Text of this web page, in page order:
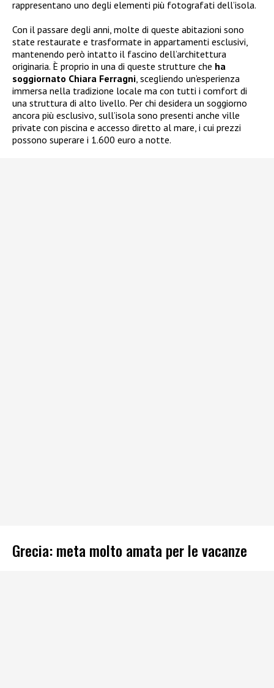
rappresentano uno degli elementi più fotografati dell’isola.
Con il passare degli anni, molte di queste abitazioni sono
state restaurate e trasformate in appartamenti esclusivi,
mantenendo però intatto il fascino dell’architettura
originaria. È proprio in una di queste strutture che ha
soggiornato Chiara Ferragni , scegliendo un’esperienza
immersa nella tradizione locale ma con tutti i comfort di
una struttura di alto livello. Per chi desidera un soggiorno
ancora più esclusivo, sull’isola sono presenti anche ville
private con piscina e accesso diretto al mare, i cui prezzi
possono superare i 1.600 euro a notte.
Grecia: meta molto amata per le vacanze